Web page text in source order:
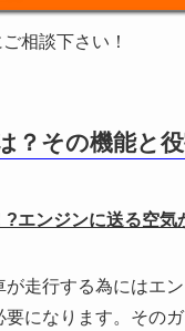
相談下さい！
？その機能と役
エンジンに送る空気
走行する為にはエ
になります。その